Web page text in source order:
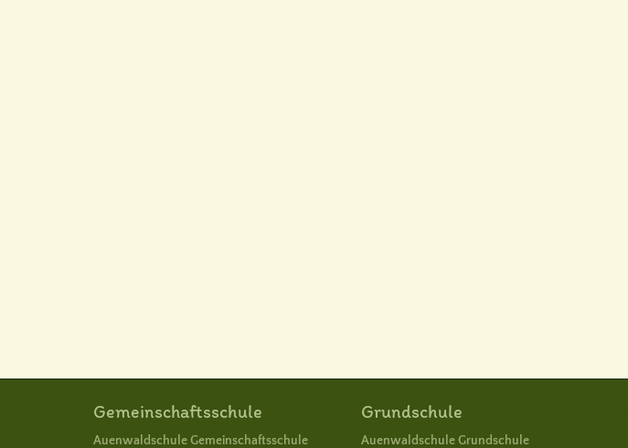
Gemeinschaftsschule
Auenwaldschule Gemeinschaftsschule
Grundschule
Auenwaldschule Grundschule